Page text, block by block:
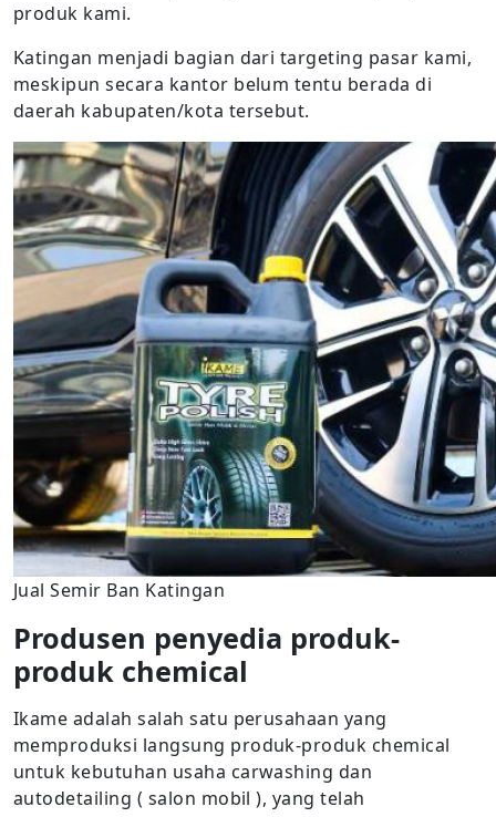
produk kami.
Katingan menjadi bagian dari targeting pasar kami,
meskipun secara kantor belum tentu berada di
daerah kabupaten/kota tersebut.
Jual Semir Ban Katingan
Produsen penyedia produk-
produk chemical
Ikame adalah salah satu perusahaan yang
memproduksi langsung produk-produk chemical
untuk kebutuhan usaha carwashing dan
autodetailing ( salon mobil ), yang telah